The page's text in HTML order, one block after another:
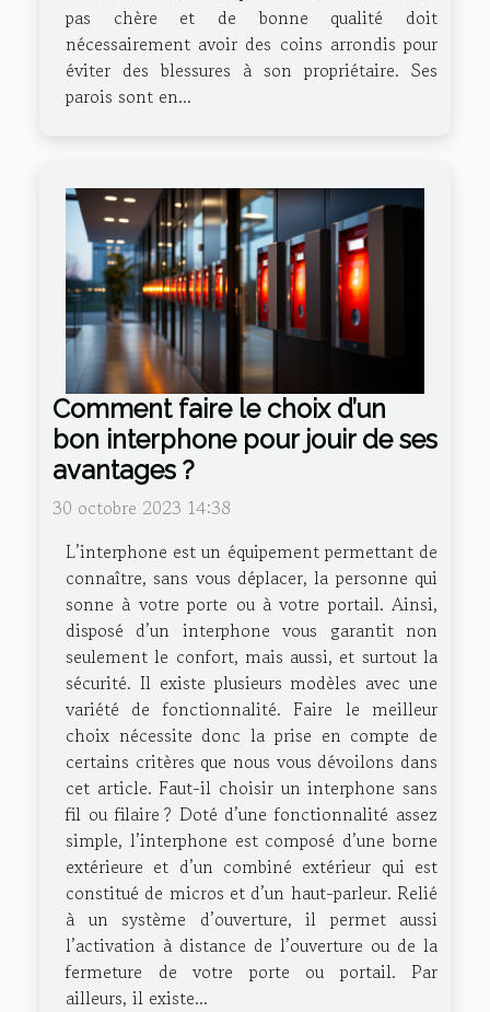
pas chère et de bonne qualité doit
nécessairement avoir des coins arrondis pour
éviter des blessures à son propriétaire. Ses
parois sont en...
Comment faire le choix d’un
bon interphone pour jouir de ses
avantages ?
30 octobre 2023 14:38
L’interphone est un équipement permettant de
connaître, sans vous déplacer, la personne qui
sonne à votre porte ou à votre portail. Ainsi,
disposé d’un interphone vous garantit non
seulement le confort, mais aussi, et surtout la
sécurité. Il existe plusieurs modèles avec une
variété de fonctionnalité. Faire le meilleur
choix nécessite donc la prise en compte de
certains critères que nous vous dévoilons dans
cet article. Faut-il choisir un interphone sans
fil ou filaire ? Doté d’une fonctionnalité assez
simple, l’interphone est composé d’une borne
extérieure et d’un combiné extérieur qui est
constitué de micros et d’un haut-parleur. Relié
à un système d’ouverture, il permet aussi
l’activation à distance de l’ouverture ou de la
fermeture de votre porte ou portail. Par
ailleurs, il existe...